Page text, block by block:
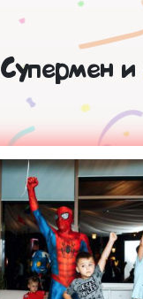
Супермен и